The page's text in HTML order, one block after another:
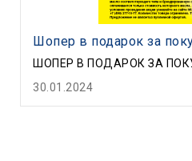
Шопер в подарок за
ШОПЕР В ПОДАРОК ЗА
30.01.2024